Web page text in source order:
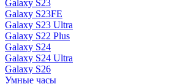
Galaxy S23
Galaxy S23FE
Galaxy S23 Ultra
Galaxy S22 Plus
Galaxy S24
Galaxy S24 Ultra
Galaxy S26
Умные часы